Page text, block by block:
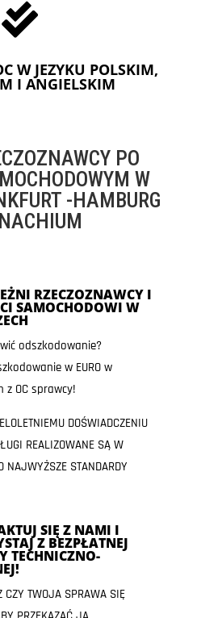

W JEZYKU POLSKIM,
I ANGIELSKIM
PO
W
-HAMBURG
RZECZOZNAWCY I
SAMOCHODOWI W
odszkodowanie?
w EURO w
z OC sprawcy!
DOŚWIADCZENIU
REALIZOWANE SĄ W
NAJWYŻSZE STANDARDY
SIĘ Z NAMI I
Z BEZPŁATNEJ
TECHNICZNO-
CZY TWOJA SPRAWA SIĘ